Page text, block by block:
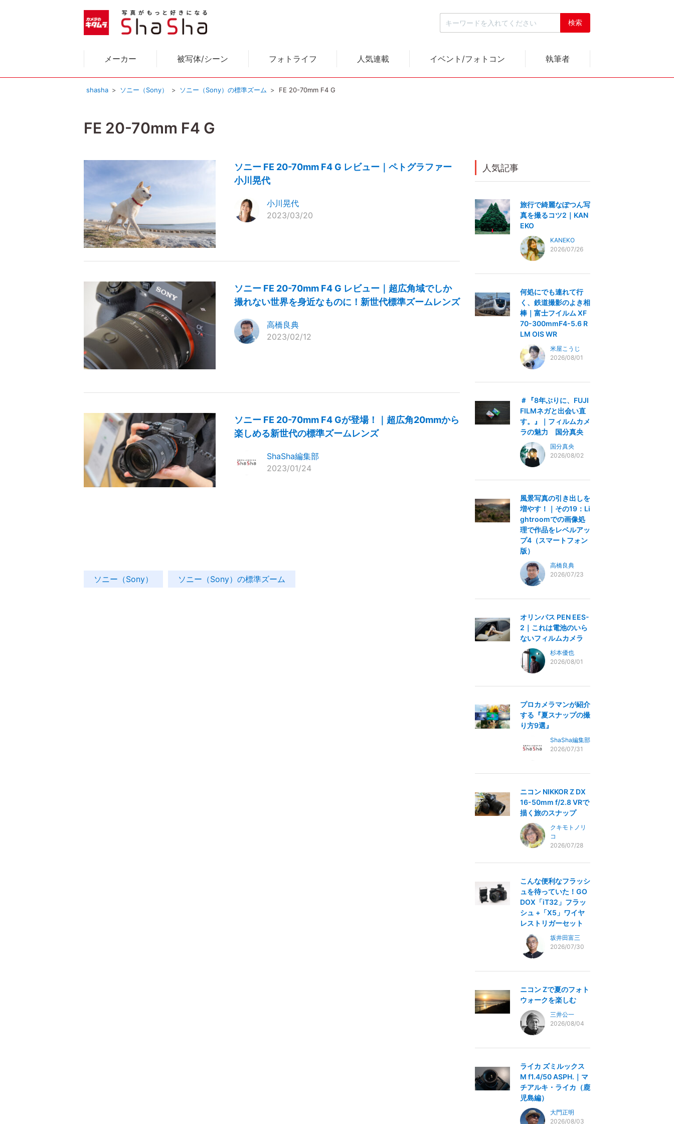
メーカー 被写体/シーン フォトライフ 人気連載 イベント/フォトコン 執筆者
shasha ソニー（Sony） ソニー（Sony）の標準ズーム FE 20-70mm F4 G
FE 20-70mm F4 G
ソニー FE 20-70mm F4 G レビュー｜ペトグラファー
小川晃代
小川晃代
2023/03/20
ソニー FE 20-70mm F4 G レビュー｜超広角域でしか
撮れない世界を身近なものに！新世代標準ズームレンズ
高橋良典
2023/02/12
ソニー FE 20-70mm F4 Gが登場！｜超広角20mmから
楽しめる新世代の標準ズームレンズ
ShaSha編集部
2023/01/24
ソニー（Sony） ソニー（Sony）の標準ズーム
人気記事
旅行で綺麗なぽつん写
真を撮るコツ2｜KAN
EKO
KANEKO
2026/07/26
何処にでも連れて行
く、鉄道撮影のよき相
棒｜富士フイルム XF
70-300mmF4-5.6 R
LM OIS WR
米屋こうじ
2026/08/01
＃『8年ぶりに、FUJI
FILMネガと出会い直
す。』｜フィルムカメ
ラの魅力 国分真央
国分真央
2026/08/02
風景写真の引き出しを
増やす！｜その19：Li
ghtroomでの画像処
理で作品をレベルアッ
プ4（スマートフォン
版）
高橋良典
2026/07/23
オリンパス PEN EES-
2｜これは電池のいら
ないフィルムカメラ
杉本優也
2026/08/01
プロカメラマンが紹介
する『夏スナップの撮
り方9選』
ShaSha編集部
2026/07/31
ニコン NIKKOR Z DX
16-50mm f/2.8 VRで
描く旅のスナップ
クキモトノリ
コ
2026/07/28
こんな便利なフラッシ
ュを待っていた！GO
DOX「iT32」フラッ
シュ +「X5」ワイヤ
レストリガーセット
坂井田富三
2026/07/30
ニコン Zで夏のフォト
ウォークを楽しむ
三井公一
2026/08/04
ライカ ズミルックス
M f1.4/50 ASPH.｜マ
チアルキ・ライカ（鹿
児島編）
大門正明
2026/08/03